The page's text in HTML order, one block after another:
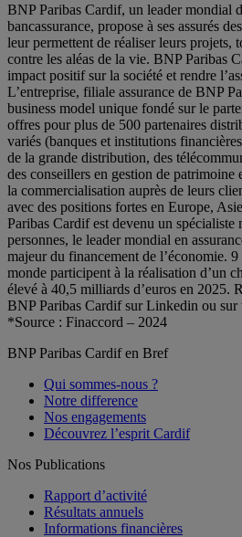
BNP Paribas Cardif, un leader mondial
bancassurance, propose à ses assurés
leur permettent de réaliser leurs projets,
contre les aléas de la vie. BNP Paribas
impact positif sur la société et rendre
L’entreprise, filiale assurance de BNP
business model unique fondé sur le
offres pour plus de 500 partenaires
variés (banques et institutions
de la grande distribution, des
des conseillers en gestion de patrimoine
la commercialisation auprès de leurs
avec des positions fortes en Europe,
Paribas Cardif est devenu un spécialiste
personnes, le leader mondial en
majeur du financement de l’économie.
monde participent à la réalisation d’un
élevé à 40,5 milliards d’euros en 2025.
BNP Paribas Cardif sur Linkedin ou
*Source : Finaccord – 2024
BNP Paribas Cardif en Bref
Qui sommes-nous ?
Notre difference
Nos engagements
Découvrez l’esprit Cardif
Nos Publications
Rapport d’activité
Résultats annuels
Informations financières